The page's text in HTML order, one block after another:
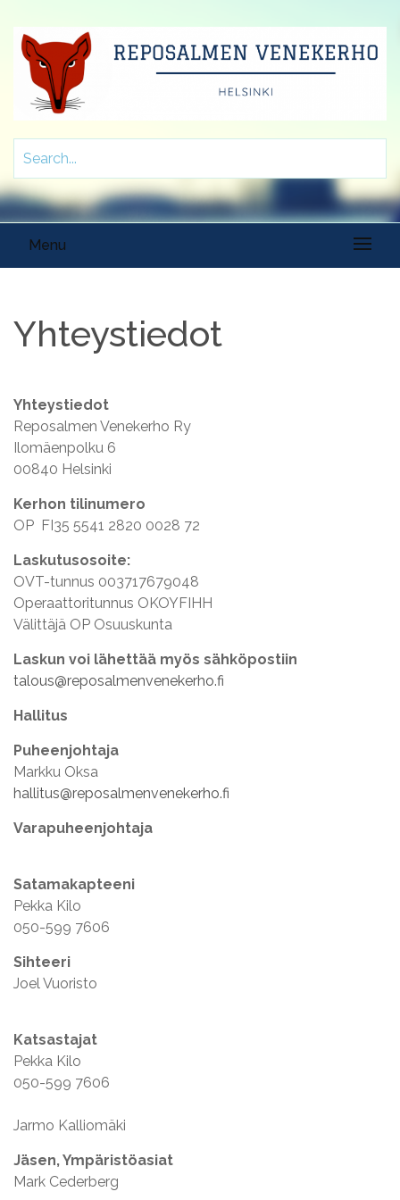
Menu
Yhteystiedot
Yhteystiedot
Reposalmen Venekerho Ry
Ilomäenpolku 6
00840 Helsinki
Kerhon tilinumero
OP FI35 5541 2820 0028 72
Laskutusosoite:
OVT-tunnus 003717679048
Operaattoritunnus OKOYFIHH
Välittäjä OP Osuuskunta
Laskun voi lähettää myös sähköpostiin
talous@reposalmenvenekerho.fi
Hallitus
Puheenjohtaja
Markku Oksa
hallitus@reposalmenvenekerho.fi
Varapuheenjohtaja
Satamakapteeni
Pekka Kilo
050-599 7606
Sihteeri
Joel Vuoristo
Katsastajat
Pekka Kilo
050-599 7606
Jarmo Kalliomäki
Jäsen, Ympäristöasiat
Mark Cederberg